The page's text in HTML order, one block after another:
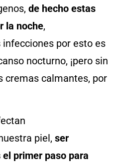
de hecho estas
la noche,
por esto es
nocturno, ¡pero sin
cremas calmantes, por
piel, ser
primer paso para